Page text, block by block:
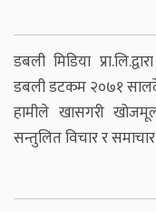
डबली मिडिया
डबली डटकम २०७१
हामीले खासगरी
सन्तुलित विचार र समाचार